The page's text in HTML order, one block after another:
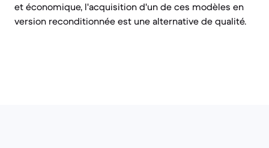
et économique, l'acquisition d'un de ces modèles en
version reconditionnée est une alternative de qualité.